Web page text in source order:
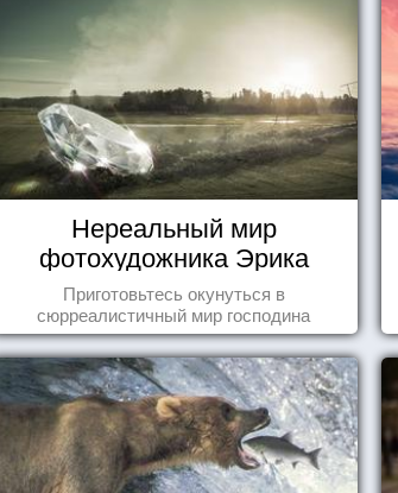
Нереальный мир
фотохудожника Эрика
Йоханссона
Приготовьтесь окунуться в
сюрреалистичный мир господина
Йоханссона